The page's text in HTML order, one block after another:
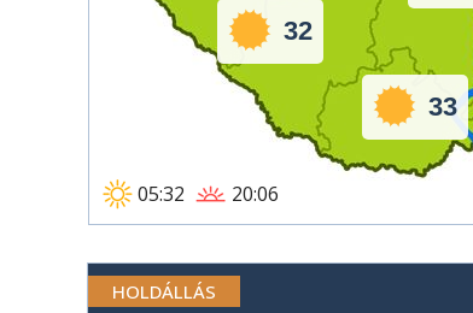
32
33
05:32 20:06
HOLDÁLLÁS